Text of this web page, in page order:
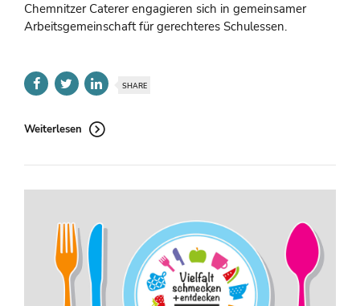
Chemnitzer Caterer engagieren sich in gemeinsamer
Arbeitsgemeinschaft für gerechteres Schulessen.
SHARE
Weiterlesen